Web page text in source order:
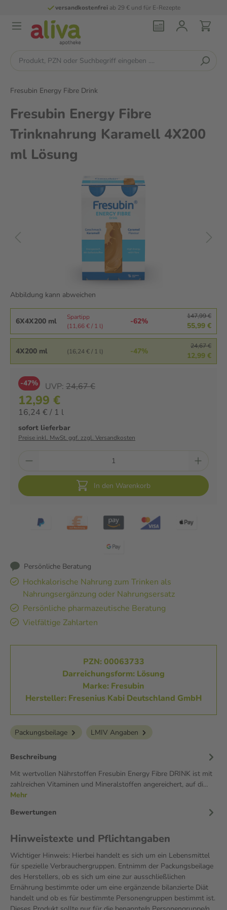
versandkostenfreiab 29 € und für E-Rezepte
Fresubin Energy Fibre Drink
Fresubin Energy Fibre
Trinknahrung Karamell 4X200
ml Lösung
Abbildung kann abweichen
6X4X200 ml
Spartipp
(11,66 € / 1 l)
-62%
147,99 €
55,99 €
4X200 ml (16,24 € / 1 l) -47%
24,67 €
12,99 €
-47% UVP: 24,67 €
12,99 €
16,24 € / 1 l
sofort lieferbar
Preise inkl. MwSt. ggf. zzgl. Versandkosten
In den Warenkorb
Persönliche Beratung
Hochkalorische Nahrung zum Trinken als
Nahrungsergänzung oder Nahrungsersatz
Persönliche pharmazeutische Beratung
Vielfältige Zahlarten
PZN: 00063733
Darreichungsform: Lösung
Marke: Fresubin
Hersteller: Fresenius Kabi Deutschland GmbH
Packungsbeilage LMIV Angaben
Beschreibung
Mit wertvollen Nährstoffen Fresubin Energy Fibre DRINK ist mit
zahlreichen Vitaminen und Mineralstoffen angereichert, auf di…
Mehr
Bewertungen
Hinweistexte und Pflichtangaben
Wichtiger Hinweis: Hierbei handelt es sich um ein Lebensmittel
für spezielle Verbrauchergruppen. Entnimm der Packungsbeilage
des Herstellers, ob es sich um eine zur ausschließlichen
Ernährung bestimmte oder um eine ergänzende bilanzierte Diät
handelt und ob es für bestimmte Personengruppen bestimmt ist.